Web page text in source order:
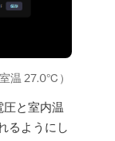
温 27.0℃）
圧と室内温
るようにし